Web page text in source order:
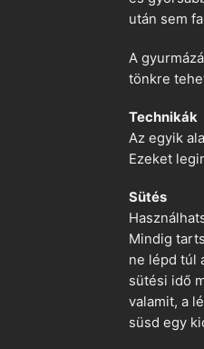
után sem
A
tönkre
Technikák
Az egyik
Ezeket
Sütés
Mindig
ne lépd túl
sütési idő
valamit, a
süsd egy